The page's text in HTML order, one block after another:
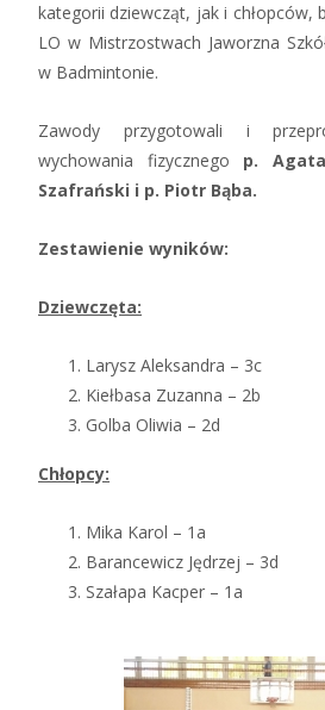
kategorii dziewcząt, jak i chłopców,
LO w Mistrzostwach Jaworzna
w Badmintonie.
Zawody przygotowali i
wychowania fizycznego p.
Szafrański i p. Piotr Bąba.
Zestawienie wyników:
Dziewczęta:
Larysz Aleksandra – 3c
Kiełbasa Zuzanna – 2b
Golba Oliwia – 2d
Chłopcy:
Mika Karol – 1a
Barancewicz Jędrzej – 3d
Szałapa Kacper – 1a